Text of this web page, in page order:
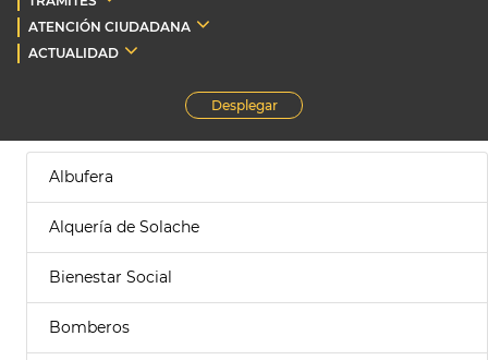
ATENCIÓN CIUDADANA
ACTUALIDAD
Desplegar
Albufera
Alquería de Solache
Bienestar Social
Bomberos